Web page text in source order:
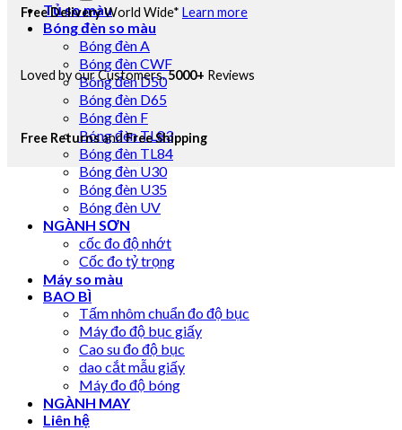
Tủ so màu
Bóng đèn so màu
Bóng đèn A
Bóng đèn CWF
Bóng đèn D50
Bóng đèn D65
Bóng đèn F
Bóng đèn TL83
Bóng đèn TL84
Bóng đèn U30
Bóng đèn U35
Bóng đèn UV
NGÀNH SƠN
cốc đo độ nhớt
Cốc đo tỷ trọng
Máy so màu
BAO BÌ
Tấm nhôm chuẩn đo độ bục
Máy đo độ bục giấy
Cao su đo độ bục
dao cắt mẫu giấy
Máy đo độ bóng
NGÀNH MAY
Liên hệ
Free DeliveryWorld Wide* Learn more
Loved by our Customers.5000+ Reviews
Free ReturnsandFree Shipping